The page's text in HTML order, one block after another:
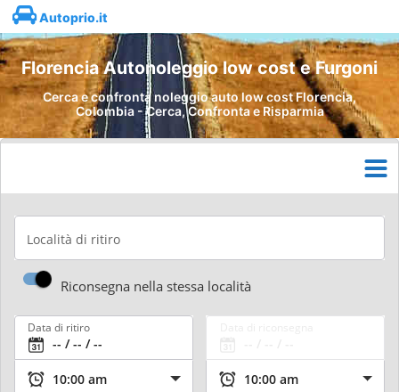
Autoprio.it
Florencia Autonoleggio low cost e Furgoni
Cerca e confronta noleggio auto low cost Florencia,
Colombia - Cerca, Confronta e Risparmia
Località di ritiro
Riconsegna nella stessa località
Data di ritiro